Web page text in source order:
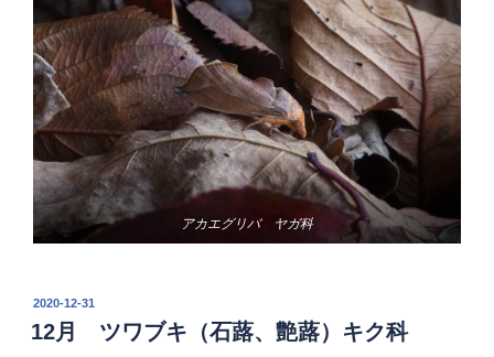
アカエグリバ ヤガ科
投
稿
日:
2020-12-31
12月 ツワブキ（石蕗、艶蕗）キク科